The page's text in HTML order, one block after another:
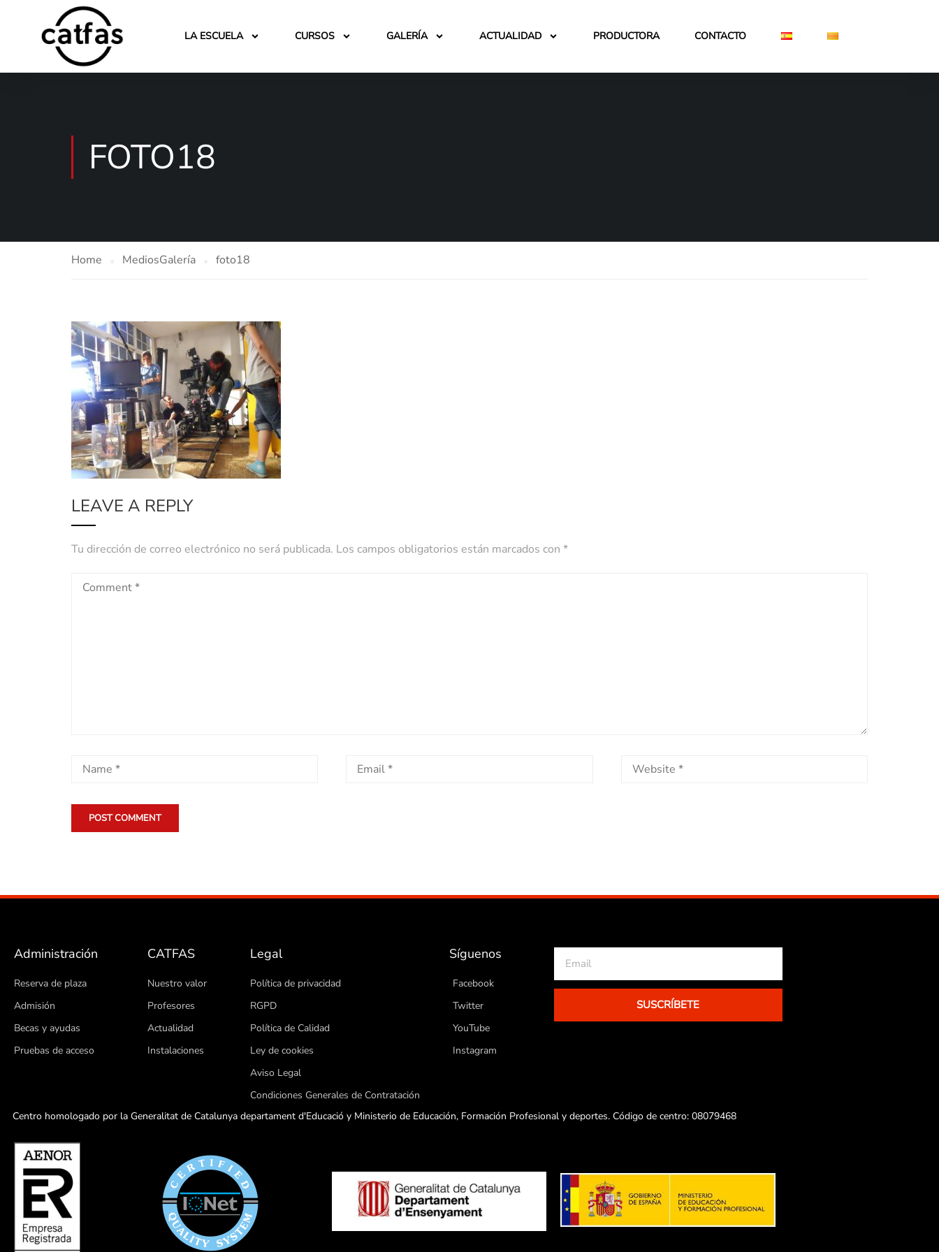
LA ESCUELA CURSOS GALERÍA ACTUALIDAD PRODUCTORA CONTACTO
FOTO18
Home MediosGalería foto18
LEAVE A REPLY
Tu dirección de correo electrónico no será publicada. Los campos obligatorios están marcados con *
Administración
Reserva de plaza
Admisión
Becas y ayudas
Pruebas de acceso
CATFAS
Nuestro valor
Profesores
Actualidad
Instalaciones
Legal
Política de privacidad
RGPD
Política de Calidad
Ley de cookies
Aviso Legal
Condiciones Generales de Contratación
Síguenos
Facebook
Twitter
YouTube
Instagram
SUSCRÍBETE
Centro homologado por la Generalitat de Catalunya departament d'Educació y Ministerio de Educación, Formación Profesional y deportes. Código de centro: 08079468